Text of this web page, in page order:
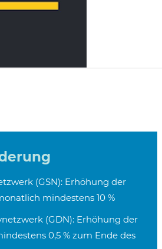
(GSN): Erhöhung der
mindestens 10 %
(GDN): Erhöhung der
0,5 % zum Ende des